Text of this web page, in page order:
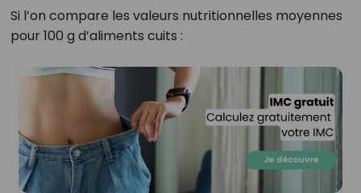
Si l’on compare les valeurs nutritionnelles moyennes
pour 100 g d’aliments cuits :